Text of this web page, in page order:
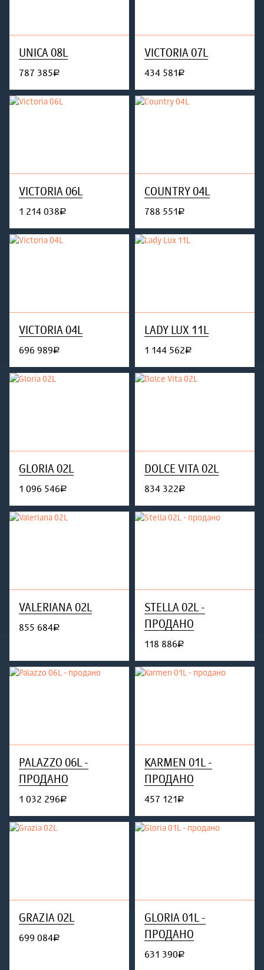
UNICA 08L
787 385руб.
VICTORIA 07L
434 581руб.
VICTORIA 06L
1 214 038руб.
COUNTRY 04L
788 551руб.
VICTORIA 04L
696 989руб.
LADY LUX 11L
1 144 562руб.
GLORIA 02L
1 096 546руб.
DOLCE VITA 02L
834 322руб.
VALERIANA 02L
855 684руб.
STELLA 02L -
ПРОДАНО
118 886руб.
PALAZZO 06L -
ПРОДАНО
1 032 296руб.
KARMEN 01L -
ПРОДАНО
457 121руб.
GRAZIA 02L
699 084руб.
GLORIA 01L -
ПРОДАНО
631 390руб.